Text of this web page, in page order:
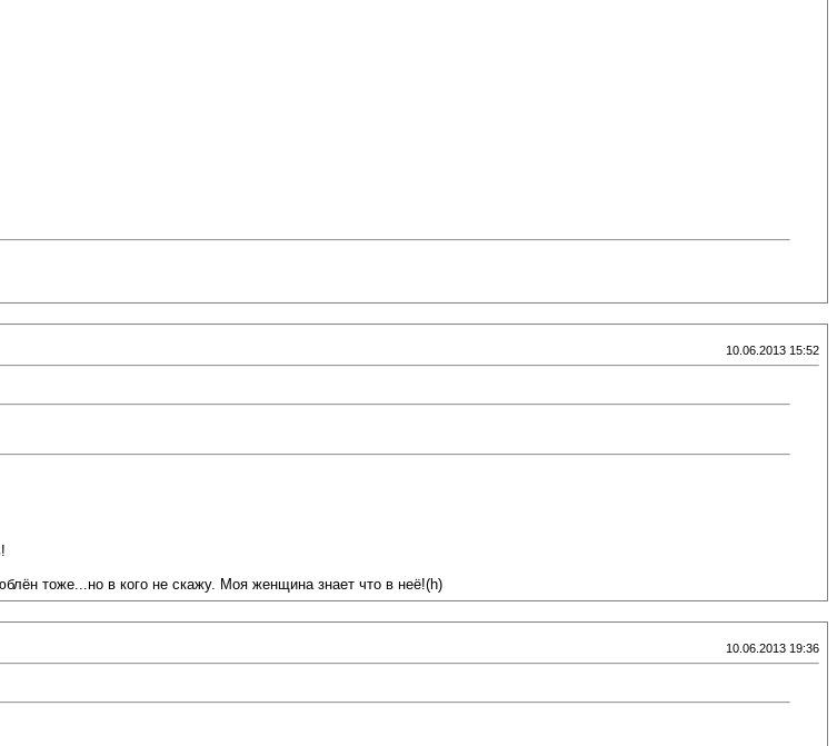
10.06.2013 15:52
тоже...но в кого не скажу. Моя женщина знает что в неё!(h)
10.06.2013 19:36